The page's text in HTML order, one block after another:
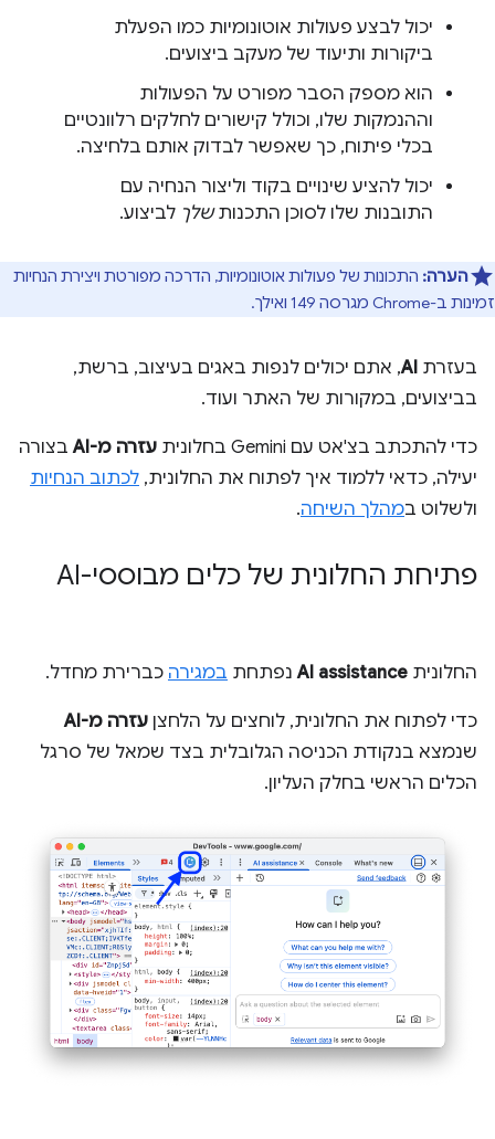
יכול לבצע פעולות אוטונומיות כמו הפעלת
ביקורות ותיעוד של מעקב ביצועים.
הוא מספק הסבר מפורט על הפעולות
וההנמקות שלו, וכולל קישורים לחלקים רלוונטיים
בכלי פיתוח, כך שאפשר לבדוק אותם בלחיצה.
יכול להציע שינויים בקוד וליצור הנחיה עם
התובנות שלו לסוכן התכנותשלך לביצוע.
הערה: התכונות של פעולות אוטונומיות, הדרכה מפורטת ויצירת הנחיות
זמינות ב-Chrome מגרסה 149 ואילך.
בעזרת AI, אתם יכולים לנפות באגים בעיצוב, ברשת,
בביצועים, במקורות של האתר ועוד.
כדי להתכתב בצ'אט עם Gemini בחלונית עזרה מ-AI
בצורה
יעילה, כדאי ללמוד איך לפתוח את החלונית, לכתוב הנחיות
ולשלוט במהלך השיחה.
פתיחת החלונית של כלים מבוססי-AI
החלונית AI assistanceנפתחת במגירה כברירת מחדל.
כדי לפתוח את החלונית, לוחצים על הלחצן עזרה מ-AI
שנמצא בנקודת הכניסה הגלובלית בצד שמאל של סרגל
הכלים הראשי בחלק העליון.